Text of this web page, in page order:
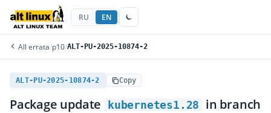
RU EN
All errata/p10/ALT-PU-2025-10874-2
ALT-PU-2025-10874-2 Copy
Package update kubernetes1.28 in branch